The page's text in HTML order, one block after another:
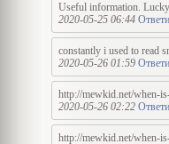
Useful information.
2020-05-25 06:44
constantly i used to read
2020-05-26 01:59
http://mewkid.net/when-
2020-05-26 02:22
http://mewkid.net/when-